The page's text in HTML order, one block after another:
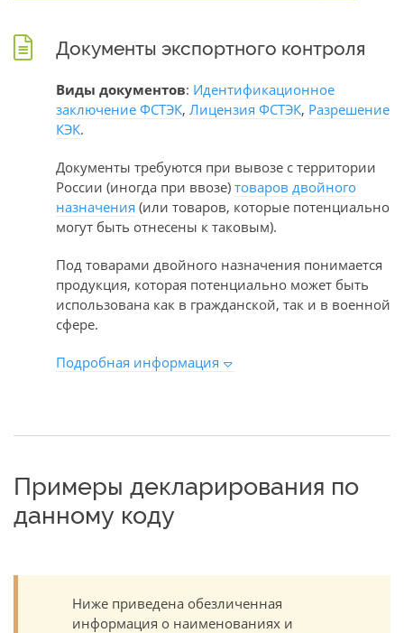
Документы экспортного контроля
Виды документов: Идентификационное
заключение ФСТЭК, Лицензия ФСТЭК, Разрешение
КЭК.
Документы требуются при вывозе с территории
России (иногда при ввозе) товаров двойного
назначения (или товаров, которые потенциально
могут быть отнесены к таковым).
Под товарами двойного назначения понимается
продукция, которая потенциально может быть
использована как в гражданской, так и в военной
сфере.
Подробная информация
Примеры декларирования по
данному коду
Ниже приведена обезличенная
информация о наименованиях и